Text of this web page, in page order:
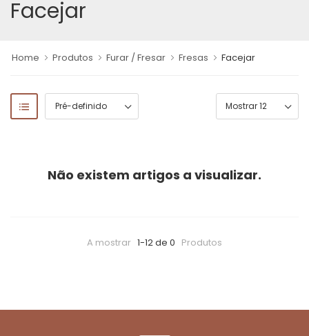
Facejar
Home Produtos Furar / Fresar Fresas Facejar
Não existem artigos a visualizar.
A mostrar 1-12 de 0 Produtos